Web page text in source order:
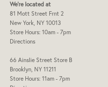
We're located at
81 Mott Street Frnt 2
New York, NY 10013
Store Hours: 10am - 7pm
Directions
66 Ainslie Street Store B
Brooklyn, NY 11211
Store Hours: 11am - 7pm